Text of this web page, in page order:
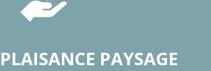
PLAISANCE PAYSAGE